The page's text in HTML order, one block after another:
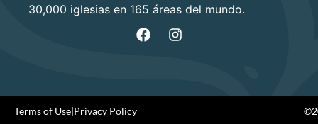
30,000 iglesias en 165 áreas del mundo.
Terms of Use|Privacy Policy